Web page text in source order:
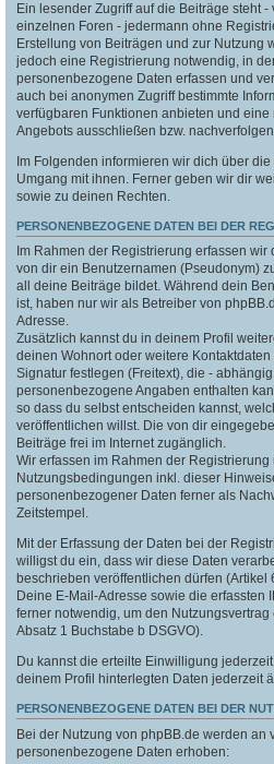
Ein lesender Zugriff auf die Beiträge steht
einzelnen Foren - jedermann ohne
Erstellung von Beiträgen und zur Nutzung
jedoch eine Registrierung notwendig, in
personenbezogene Daten erfassen und
auch bei anonymen Zugriff bestimmte
verfügbaren Funktionen anbieten und
Angebots ausschließen bzw.
Im Folgenden informieren wir dich über
Umgang mit ihnen. Ferner geben wir dir
sowie zu deinen Rechten.
PERSONENBEZOGENE DATEN BEI DER
Im Rahmen der Registrierung erfassen
von dir ein Benutzernamen (Pseudonym)
all deine Beiträge bildet. Während dein
ist, haben nur wir als Betreiber von
Adresse.
Zusätzlich kannst du in deinem Profil
deinen Wohnort oder weitere
Signatur festlegen (Freitext), die -
personenbezogene Angaben enthalten
so dass du selbst entscheiden kannst,
veröffentlichen willst. Die von dir
Beiträge frei im Internet zugänglich.
Wir erfassen im Rahmen der
Nutzungsbedingungen inkl. dieser
personenbezogener Daten ferner als
Zeitstempel.
Mit der Erfassung der Daten bei der
willigst du ein, dass wir diese Daten
beschrieben veröffentlichen dürfen (Artikel
Deine E-Mail-Adresse sowie die erfassten
ferner notwendig, um den
Absatz 1 Buchstabe b DSGVO).
Du kannst die erteilte Einwilligung
deinem Profil hinterlegten Daten jederzeit
PERSONENBEZOGENE DATEN BEI DER
Bei der Nutzung von phpBB.de werden an
personenbezogene Daten erhoben: